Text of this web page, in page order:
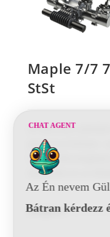
Maple 7/7
StSt
Az alacsony
garancia érvényes.
Automotív és az
Kategória:Alacsony
CHAT AGENT
Az Én nevem
Bátran kérdezz